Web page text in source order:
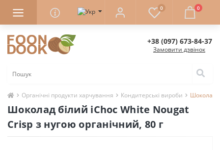
0 0
+38 (097) 673-84-37
Замовити дзвінок
Органічні продукти харчування Кондитерські вироби Шоколад
Шоколад білий iChoc White Nougat
Crisp з нугою органічний, 80 г